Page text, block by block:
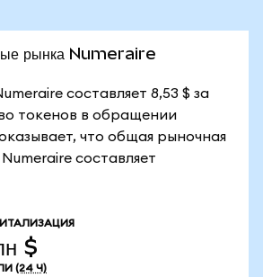
рынка Numeraire
составляет 8,53 $ за
токенов в обращении
что общая рыночная
составляет
$
(24 Ч)